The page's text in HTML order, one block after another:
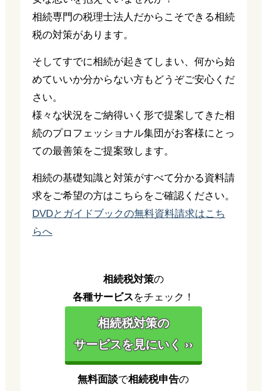
相続専門の税理士法人だからこそできる相続
税の対策があります。
そしてすでに相続が起きてしまい、何から始
めていいか分からない方もどうぞご安心くだ
さい。
様々な状況をご納得いく形で提案してきた相
続のプロフェッショナル集団がお客様にとっ
ての最善策をご提案致します。
相続の基礎知識と対策がすべて分かる資料請
求をご希望の方はこちらをご確認ください。
DVDとガイドブックの無料資料請求はこち
らへ
相続税対策の
各種サービスをチェック！
相続税対策の
サービスを見にいく ››
無料面談で相続税申告の